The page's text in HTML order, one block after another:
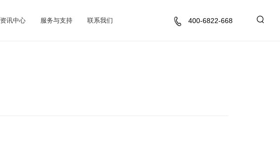
资讯中心 服务与支持 联系我们 400-6822-668